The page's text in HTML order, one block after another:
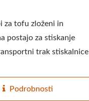
za tofu zloženi in
postajo za stiskanje
trak stiskalnice
Podrobnosti